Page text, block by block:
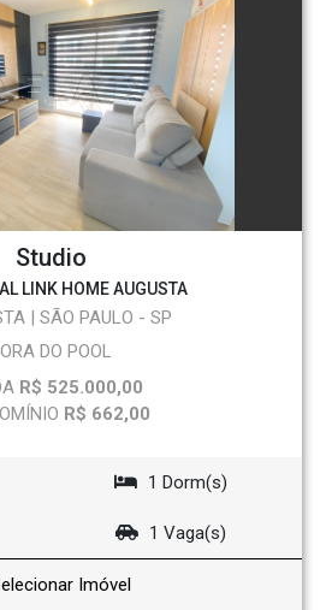
Studio
LINK HOME AUGUSTA
| SÃO PAULO - SP
DO POOL
R$ 525.000,00
R$ 662,00
1 Dorm(s)
1 Vaga(s)
Imóvel